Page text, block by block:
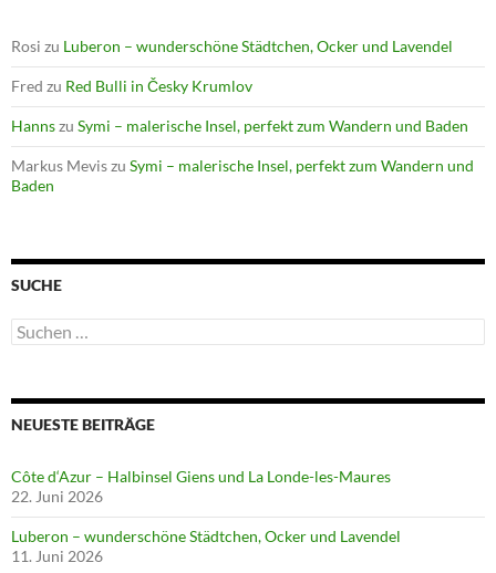
Rosi zu Luberon – wunderschöne Städtchen, Ocker und Lavendel
Fred zu Red Bulli in Česky Krumlov
Hannszu Symi – malerische Insel, perfekt zum Wandern und Baden
Markus Meviszu Symi – malerische Insel, perfekt zum Wandern und
Baden
SUCHE
Suchen
nach:
NEUESTE BEITRÄGE
Côte d‘Azur – Halbinsel Giens und La Londe-les-Maures
22. Juni 2026
Luberon – wunderschöne Städtchen, Ocker und Lavendel
11. Juni 2026